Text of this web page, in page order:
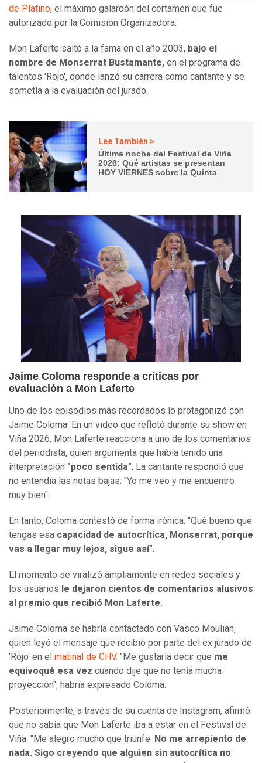
de Platino, el máximo galardón del certamen que fue
autorizado por la Comisión Organizadora.
Mon Laferte saltó a la fama en el año 2003, bajo el
nombre de Monserrat Bustamante, en el programa de
talentos 'Rojo', donde lanzó su carrera como cantante y se
sometía a la evaluación del jurado.
Lee También >
Última noche del Festival de Viña
2026: Qué artistas se presentan
HOY VIERNES sobre la Quinta
Jaime Coloma responde a críticas por
evaluación a Mon Laferte
Uno de los episodios más recordados lo protagonizó con
Jaime Coloma. En un video que reflotó durante su show en
Viña 2026, Mon Laferte reacciona a uno de los comentarios
del periodista, quien argumenta que había tenido una
interpretación "poco sentida". La cantante respondió que
no entendía las notas bajas: "Yo me veo y me encuentro
muy bien".
En tanto, Coloma contestó de forma irónica: "Qué bueno que
tengas esa capacidad de autocrítica, Monserrat, porque
vas a llegar muy lejos, sigue así".
El momento se viralizó ampliamente en redes sociales y
los usuarios le dejaron cientos de comentarios alusivos
al premio que recibió Mon Laferte.
Jaime Coloma se habría contactado con Vasco Moulian,
quien leyó el mensaje que recibió por parte del ex jurado de
'Rojo' en el matinal de CHV. "Me gustaría decir que me
equivoqué esa vez cuando dije que no tenía mucha
proyección", habría expresado Coloma.
Posteriormente, a través de su cuenta de Instagram, afirmó
que no sabía que Mon Laferte iba a estar en el Festival de
Viña. "Me alegro mucho que triunfe. No me arrepiento de
nada. Sigo creyendo que alguien sin autocrítica no